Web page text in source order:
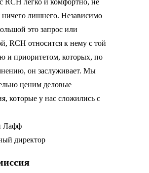
RCH легко и комфортно, не
ничего лишнего. Независимо
это запрос или
RCH относится к нему с той
и приоритетом, которых, по
он заслуживает. Мы
ценим деловые
которые у нас сложились с
Лафф
директор